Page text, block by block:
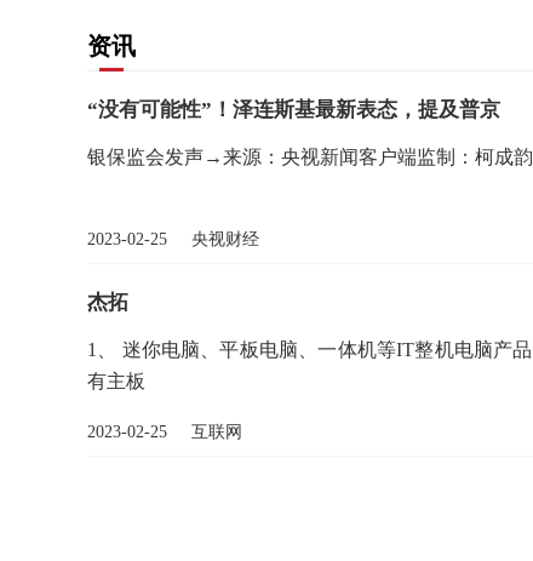
资讯
“没有可能性”！泽连斯基最新表态，提及普京
银保监会发声→来源：央视新闻客户端监制：柯成
2023-02-25 央视财经
杰拓
1、 迷你电脑、平板电脑、一体机等IT整机电脑产
有主板
2023-02-25 互联网